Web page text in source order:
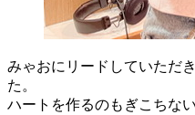
みゃおにリードしていただ
た。
ハートを作るのもぎこちな